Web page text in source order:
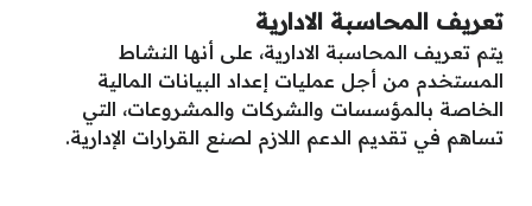
تعريف المحاسبة الادارية
يتم تعريف المحاسبة الادارية، على أنها النشاط
المستخدم من أجل عمليات إعداد البيانات المالية
الخاصة بالمؤسسات والشركات والمشروعات، التي
تساهم في تقديم الدعم اللازم لصنع القرارات الإدارية.